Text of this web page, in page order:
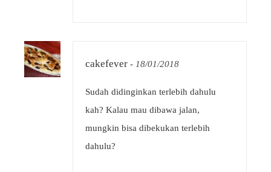
cakefever - 18/01/2018
Sudah didinginkan terlebih dahulu
kah? Kalau mau dibawa jalan,
mungkin bisa dibekukan terlebih
dahulu?